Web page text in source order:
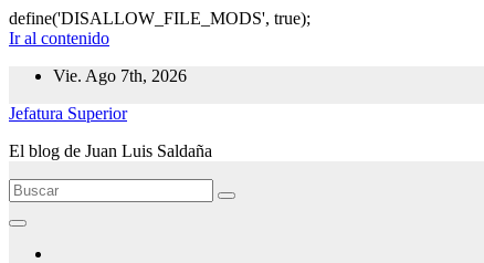
define('DISALLOW_FILE_MODS', true);
Ir al contenido
Vie. Ago 7th, 2026
Jefatura Superior
El blog de Juan Luis Saldaña